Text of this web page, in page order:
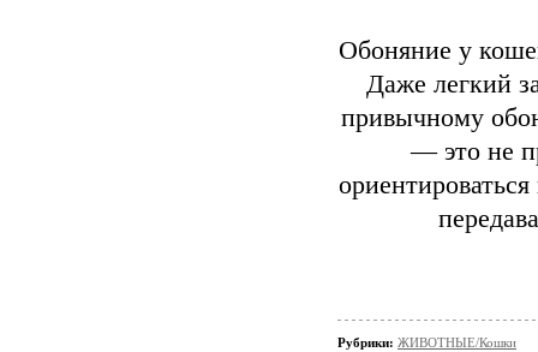
Обоняние у
Даже легкий
привычному
— это не
Рубрики: ЖИВОТНЫЕ/Кошки